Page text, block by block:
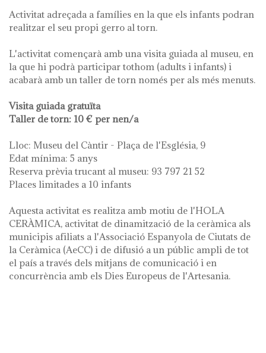
Activitat adreçada a famílies en la que els infants podran
realitzar el seu propi gerro al torn.
L'activitat començarà amb una visita guiada al museu, en
la que hi podrà participar tothom (adults i infants) i
acabarà amb un taller de torn només per als més menuts.
Visita guiada gratuïta
Taller de torn: 10 € per nen/a
Lloc: Museu del Càntir - Plaça de l'Església, 9
Edat mínima: 5 anys
Reserva prèvia trucant al museu: 93 797 21 52
Places limitades a 10 infants
Aquesta activitat es realitza amb motiu de l'HOLA
CERÀMICA, activitat de dinamització de la ceràmica als
municipis afiliats a l'Associació Espanyola de Ciutats de
la Ceràmica (AeCC) i de difusió a un públic ampli de tot
el país a través dels mitjans de comunicació i en
concurrència amb els Dies Europeus de l'Artesania.